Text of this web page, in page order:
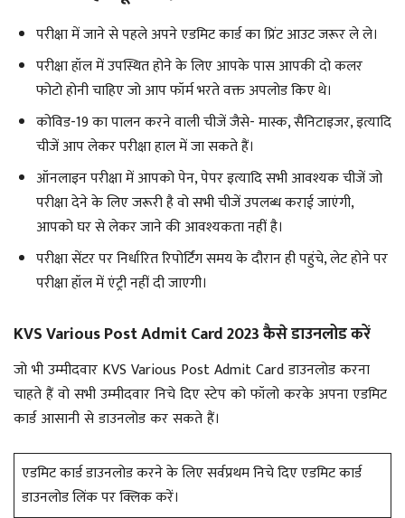
परीक्षा में जाने से पहले अपने एडमिट कार्ड का प्रिंट आउट जरूर ले ले।
परीक्षा हॉल में उपस्थित होने के लिए आपके पास आपकी दो कलर
फोटो होनी चाहिए जो आप फॉर्म भरते वक्त अपलोड किए थे।
कोविड-19 का पालन करने वाली चीजें जैसे- मास्क, सैनिटाइजर, इत्यादि
चीजें आप लेकर परीक्षा हाल में जा सकते हैं।
ऑनलाइन परीक्षा में आपको पेन, पेपर इत्यादि सभी आवश्यक चीजें जो
परीक्षा देने के लिए जरूरी है वो सभी चीजें उपलब्ध कराई जाएंगी,
आपको घर से लेकर जाने की आवश्यकता नहीं है।
परीक्षा सेंटर पर निर्धारित रिपोर्टिंग समय के दौरान ही पहुंचे, लेट होने पर
परीक्षा हॉल में एंट्री नहीं दी जाएगी।
KVS Various Post Admit Card 2023 कैसे डाउनलोड करें
जो भी उम्मीदवार KVS Various Post Admit Card डाउनलोड करना
चाहते हैं वो सभी उम्मीदवार निचे दिए स्टेप को फॉलो करके अपना एडमिट
कार्ड आसानी से डाउनलोड कर सकते हैं।
एडमिट कार्ड डाउनलोड करने के लिए सर्वप्रथम निचे दिए एडमिट कार्ड
डाउनलोड लिंक पर क्लिक करें।